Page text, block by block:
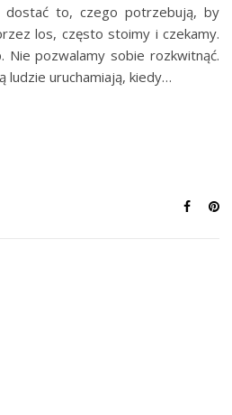
dostać to, czego potrzebują, by
los, często stoimy i czekamy.
Nie pozwalamy sobie rozkwitnąć.
ludzie uruchamiają, kiedy…